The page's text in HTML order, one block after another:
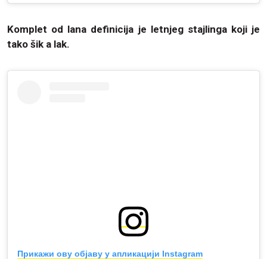
Komplet od lana definicija je letnjeg stajlinga koji je
tako šik a lak.
Прикажи ову објаву у апликацији Instagram